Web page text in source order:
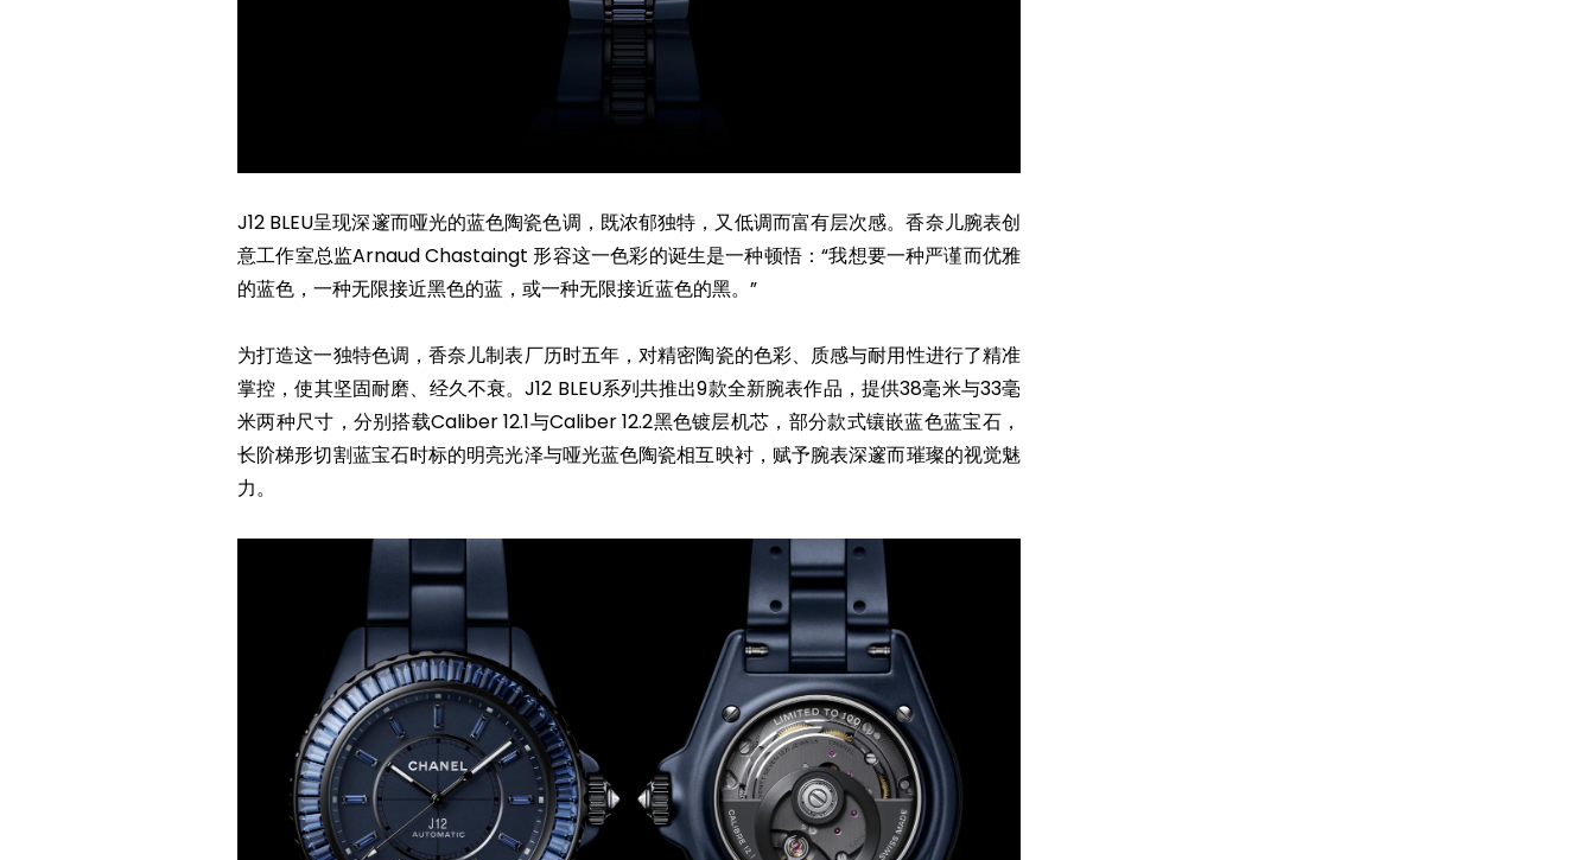
J12 BLEU呈现深邃而哑光的蓝色陶瓷色调，既浓郁独特，又低调而富有层次感。香奈儿腕表创
意工作室总监Arnaud Chastaingt 形容这一色彩的诞生是一种顿悟：“我想要一种严谨而优雅
的蓝色，一种无限接近黑色的蓝，或一种无限接近蓝色的黑。”
为打造这一独特色调，香奈儿制表厂历时五年，对精密陶瓷的色彩、质感与耐用性进行了精准
掌控，使其坚固耐磨、经久不衰。J12 BLEU系列共推出9款全新腕表作品，提供38毫米与33毫
米两种尺寸，分别搭载Caliber 12.1与Caliber 12.2黑色镀层机芯，部分款式镶嵌蓝色蓝宝石，
长阶梯形切割蓝宝石时标的明亮光泽与哑光蓝色陶瓷相互映衬，赋予腕表深邃而璀璨的视觉魅
力。